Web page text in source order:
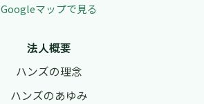
Googleマップで見る
法人概要
ハンズの理念
ハンズのあゆみ